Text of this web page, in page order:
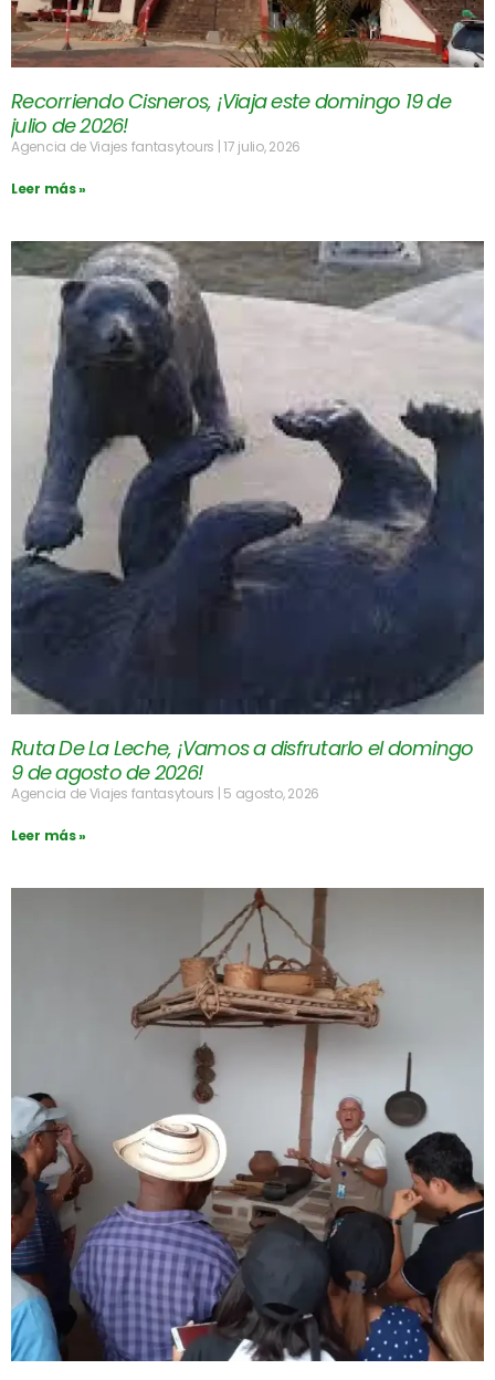
Recorriendo Cisneros, ¡Viaja este domingo 19 de
julio de 2026!
Agencia de Viajes fantasytours 17 julio, 2026
Leer más »
Ruta De La Leche, ¡Vamos a disfrutarlo el domingo
9 de agosto de 2026!
Agencia de Viajes fantasytours 5 agosto, 2026
Leer más »